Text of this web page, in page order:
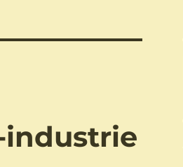
industrie